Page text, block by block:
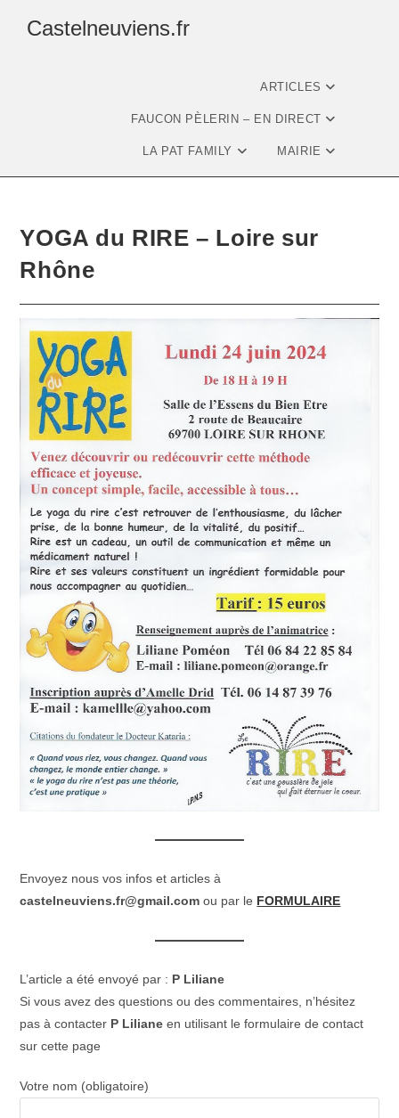
Castelneuviens.fr
ARTICLES
FAUCON PÈLERIN – EN DIRECT
LA PAT FAMILY MAIRIE
YOGA du RIRE – Loire sur
Rhône
Envoyez nous vos infos et articles à
castelneuviens.fr@gmail.com ou par le FORMULAIRE
L’article a été envoyé par : P Liliane
Si vous avez des questions ou des commentaires, n’hésitez
pas à contacter P Liliane en utilisant le formulaire de contact
sur cette page
Votre nom (obligatoire)